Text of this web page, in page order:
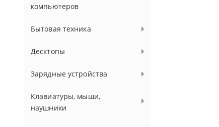
компьютеров
Бытовая техника
Десктопы
Зарядные устройства
Клавиатуры, мыши,
наушники